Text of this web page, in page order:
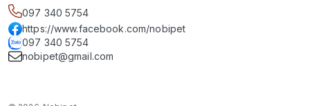
097 340 5754
https://www.facebook.com/nobipet
097 340 5754
nobipet@gmail.com